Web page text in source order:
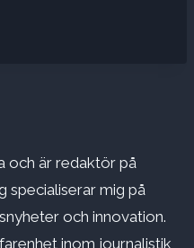
och är redaktör på
specialiserar mig på
och innovation.
inom journalistik